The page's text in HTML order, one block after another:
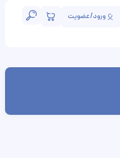
ورود/عضویت